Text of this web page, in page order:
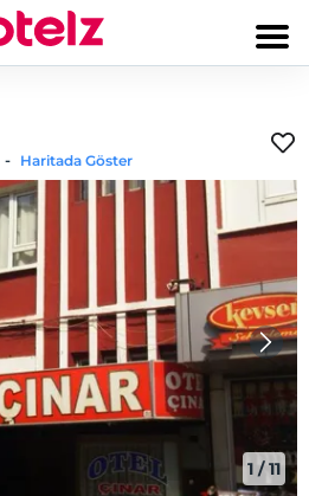
- Haritada Göster
1 /11